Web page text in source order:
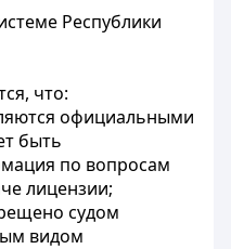
Республики
что:
официальными
быть
по вопросам
лицензии;
судом
видом